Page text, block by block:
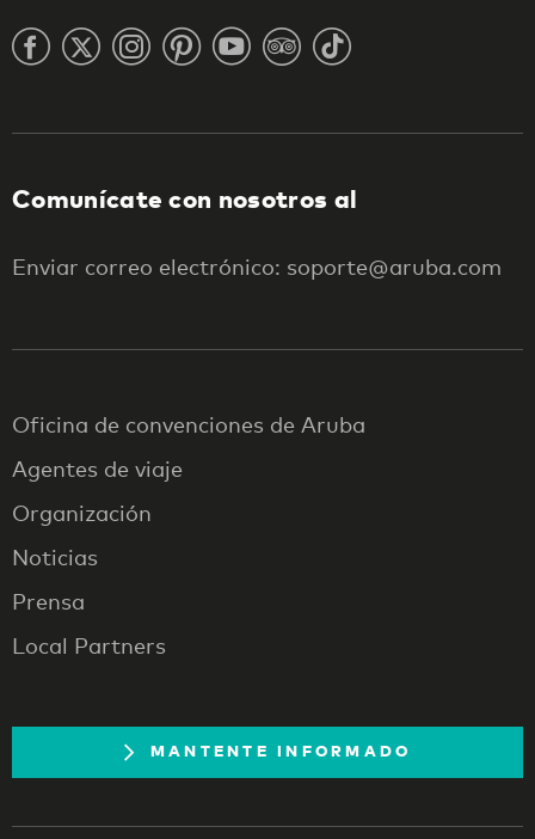
Comunícate con nosotros al
Enviar correo electrónico: soporte@aruba.com
Oficina de convenciones de Aruba
Agentes de viaje
Organización
Noticias
Prensa
Local Partners
MANTENTE INFORMADO